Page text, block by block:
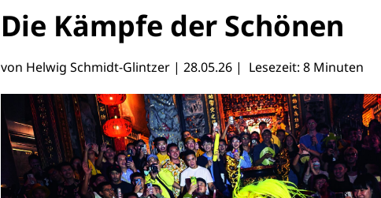
Die Kämpfe der Schönen
von Helwig Schmidt-Glintzer | 28.05.26| Lesezeit: 8 Minuten